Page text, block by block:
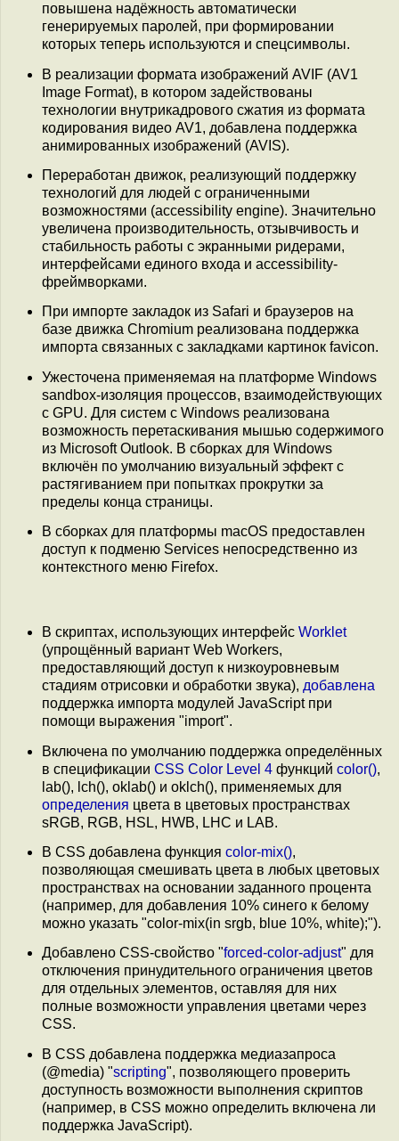
повышена надёжность автоматически
генерируемых паролей, при формировании
которых теперь используются и спецсимволы.
В реализации формата изображений AVIF (AV1
Image Format), в котором задействованы
технологии внутрикадрового сжатия из формата
кодирования видео AV1, добавлена поддержка
анимированных изображений (AVIS).
Переработан движок, реализующий поддержку
технологий для людей с ограниченными
возможностями (accessibility engine). Значительно
увеличена производительность, отзывчивость и
стабильность работы с экранными ридерами,
интерфейсами единого входа и accessibility-
фреймворками.
При импорте закладок из Safari и браузеров на
базе движка Chromium реализована поддержка
импорта связанных с закладками картинок favicon.
Ужесточена применяемая на платформе Windows
sandbox-изоляция процессов, взаимодействующих
с GPU. Для систем с Windows реализована
возможность перетаскивания мышью содержимого
из Microsoft Outlook. В сборках для Windows
включён по умолчанию визуальный эффект с
растягиванием при попытках прокрутки за
пределы конца страницы.
В сборках для платформы macOS предоставлен
доступ к подменю Services непосредственно из
контекстного меню Firefox.
В скриптах, использующих интерфейс Worklet
(упрощённый вариант Web Workers,
предоставляющий доступ к низкоуровневым
стадиям отрисовки и обработки звука), добавлена
поддержка импорта модулей JavaScript при
помощи выражения "import".
Включена по умолчанию поддержка определённых
в спецификации CSS Color Level 4 функций color(),
lab(), lch(), oklab() и oklch(), применяемых для
определения цвета в цветовых пространствах
sRGB, RGB, HSL, HWB, LHC и LAB.
В CSS добавлена функция color-mix(),
позволяющая смешивать цвета в любых цветовых
пространствах на основании заданного процента
(например, для добавления 10% синего к белому
можно указать "color-mix(in srgb, blue 10%, white);").
Добавлено CSS-свойство "forced-color-adjust" для
отключения принудительного ограничения цветов
для отдельных элементов, оставляя для них
полные возможности управления цветами через
CSS.
В CSS добавлена поддержка медиазапроса
(@media) "scripting", позволяющего проверить
доступность возможности выполнения скриптов
(например, в CSS можно определить включена ли
поддержка JavaScript).